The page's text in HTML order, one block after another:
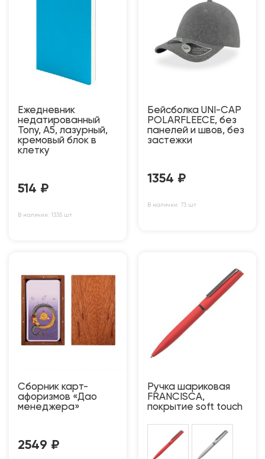
Ежедневник
недатированный
Tony, А5, лазурный,
кремовый блок в
клетку
514 ₽
В наличии: 1335 шт
Бейсболка UNI-CAP
POLARFLEECE, без
панелей и швов, без
застежки
1354 ₽
В наличии: 73 шт
Сборник карт-
афоризмов «Дао
менеджера»
2549 ₽
Ручка шариковая
FRANCISCA,
покрытие soft touch